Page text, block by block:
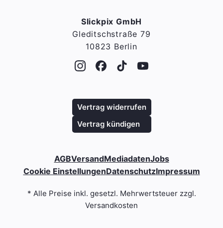
Slickpix GmbH
Gleditschstraße 79
10823 Berlin
AGBVersandMediadatenJobs
Cookie EinstellungenDatenschutzImpressum
Vertrag widerrufen
Vertrag kündigen
* Alle Preise inkl. gesetzl. Mehrwertsteuer zzgl.
Versandkosten